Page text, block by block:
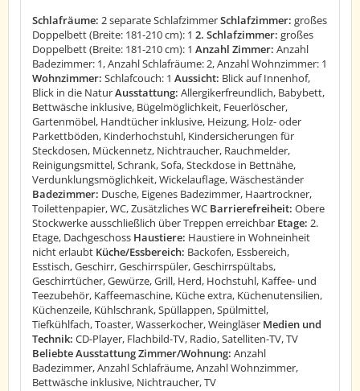
Schlafräume: 2 separate SchlafzimmerSchlafzimmer: großes
Doppelbett (Breite: 181-210 cm): 1 2. Schlafzimmer: großes
Doppelbett (Breite: 181-210 cm): 1 Anzahl Zimmer: Anzahl
Badezimmer: 1, Anzahl Schlafräume: 2, Anzahl Wohnzimmer: 1
Wohnzimmer: Schlafcouch: 1 Aussicht: Blick auf Innenhof,
Blick in die NaturAusstattung: Allergikerfreundlich, Babybett,
Bettwäsche inklusive, Bügelmöglichkeit, Feuerlöscher,
Gartenmöbel, Handtücher inklusive, Heizung, Holz- oder
Parkettböden, Kinderhochstuhl, Kindersicherungen für
Steckdosen, Mückennetz, Nichtraucher, Rauchmelder,
Reinigungsmittel, Schrank, Sofa, Steckdose in Bettnähe,
Verdunklungsmöglichkeit, Wickelauflage, Wäscheständer
Badezimmer: Dusche, Eigenes Badezimmer, Haartrockner,
Toilettenpapier, WC, Zusätzliches WC Barrierefreiheit: Obere
Stockwerke ausschließlich über Treppen erreichbar Etage: 2.
Etage, Dachgeschoss Haustiere: Haustiere in Wohneinheit
nicht erlaubt Küche/Essbereich: Backofen, Essbereich,
Esstisch, Geschirr, Geschirrspüler, Geschirrspültabs,
Geschirrtücher, Gewürze, Grill, Herd, Hochstuhl, Kaffee- und
Teezubehör, Kaffeemaschine, Küche extra, Küchenutensilien,
Küchenzeile, Kühlschrank, Spüllappen, Spülmittel,
Tiefkühlfach, Toaster, Wasserkocher, Weingläser Medien und
Technik: CD-Player, Flachbild-TV, Radio, Satelliten-TV, TV
Beliebte Ausstattung Zimmer/Wohnung: Anzahl
Badezimmer, Anzahl Schlafräume, Anzahl Wohnzimmer,
Bettwäsche inklusive, Nichtraucher, TV